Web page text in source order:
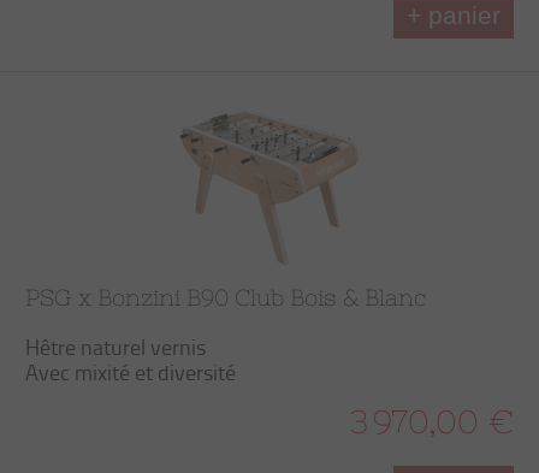
+ panier
PSG x Bonzini B90 Club Bois & Blanc
Hêtre naturel vernis
Avec mixité et diversité
3 970,00 €